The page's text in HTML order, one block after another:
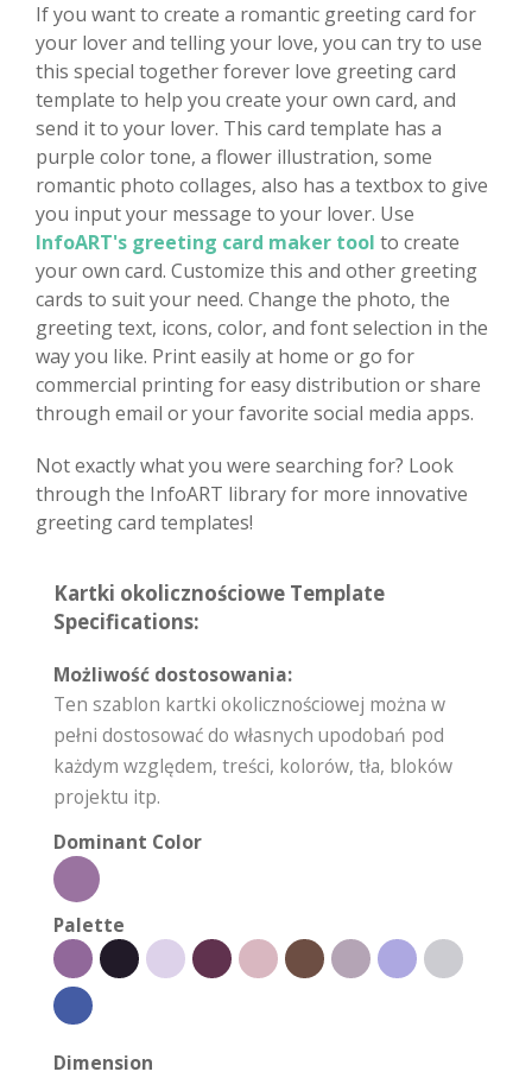
If you want to create a romantic greeting card for
your lover and telling your love, you can try to use
this special together forever love greeting card
template to help you create your own card, and
send it to your lover. This card template has a
purple color tone, a flower illustration, some
romantic photo collages, also has a textbox to give
you input your message to your lover. Use
InfoART's greeting card maker tool to create
your own card. Customize this and other greeting
cards to suit your need. Change the photo, the
greeting text, icons, color, and font selection in the
way you like. Print easily at home or go for
commercial printing for easy distribution or share
through email or your favorite social media apps.
Not exactly what you were searching for? Look
through the InfoART library for more innovative
greeting card templates!
Kartki okolicznościowe Template
Specifications:
Możliwość dostosowania:
Ten szablon kartki okolicznościowej można w
pełni dostosować do własnych upodobań pod
każdym względem, treści, kolorów, tła, bloków
projektu itp.
Dominant Color
Palette
Dimension